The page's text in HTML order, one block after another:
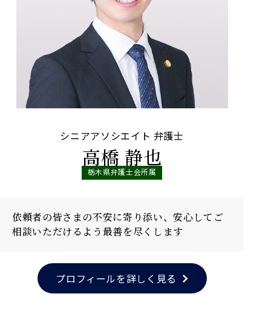
シニアアソシエイト 弁護士
高橋 静也
栃木県弁護士会所属
依頼者の皆さまの不安に寄り添い、安心してご
相談いただけるよう最善を尽くします
プロフィールを詳しく見る